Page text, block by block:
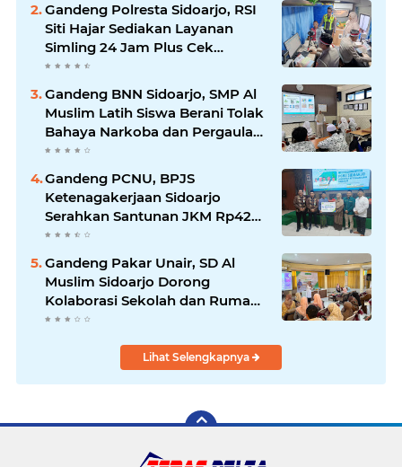
Gandeng Polresta Sidoarjo, RSI
Siti Hajar Sediakan Layanan
Simling 24 Jam Plus Cek
Kesehatan Gratis.
Gandeng BNN Sidoarjo, SMP Al
Muslim Latih Siswa Berani Tolak
Bahaya Narkoba dan Pergaulan
Bebas.
Gandeng PCNU, BPJS
Ketenagakerjaan Sidoarjo
Serahkan Santunan JKM Rp42
Juta Kepada Ahli Waris
Penyuluh Agama di RSI Siti
Hajar.
Gandeng Pakar Unair, SD Al
Muslim Sidoarjo Dorong
Kolaborasi Sekolah dan Rumah
Demi Tumbuh Kembang Anak.
Lihat Selengkapnya